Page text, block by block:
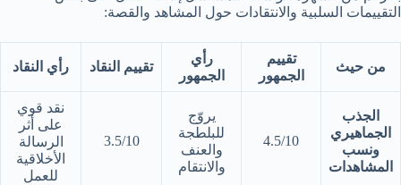
التقييمات السلبية والانتقادات حول المشاهد والقصة:
من حيث
تقييم
الجمهور
رأي
الجمهور
تقييم النقاد رأي النقاد
الجذب
الجماهيري
ونسب
المشاهدات
4.5/10
يروّج
للبلطجة
والعنف
والانتقام
3.5/10
نقد قوي
على أثر
الرسالة
الأخلاقية
للعمل